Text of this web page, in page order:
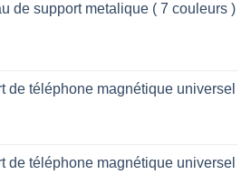
de support metalique ( 7 couleurs )
de téléphone magnétique universel
de téléphone magnétique universel